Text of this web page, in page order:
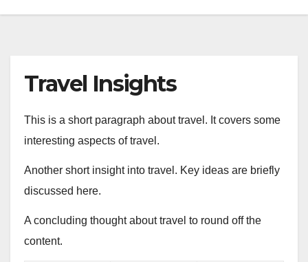
Travel Insights
This is a short paragraph about travel. It covers some
interesting aspects of travel.
Another short insight into travel. Key ideas are briefly
discussed here.
A concluding thought about travel to round off the
content.